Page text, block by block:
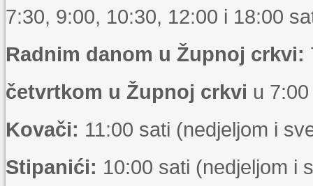
7:30, 9:00, 10:30, 12:00 i 18:00
Radnim danom u Župnoj crkvi:
četvrtkom u Župnoj crkvi u
Kovači: 11:00 sati (nedjeljom i
Stipanići: 10:00 sati (nedjeljom i